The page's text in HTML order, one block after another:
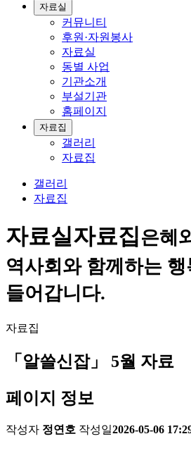
자료실
커뮤니티
후원·자원봉사
자료실
동별 사업
기관소개
부설기관
홈페이지
자료집
갤러리
자료집
갤러리
자료집
자료실자료집은혜
역사회와 함께하는
들어갑니다.
자료집
「알쓸신잡」 5월 자료
페이지 정보
작성자 정연호 작성일2026-05-06